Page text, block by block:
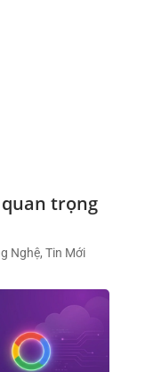
trọng
Nghệ, Tin Mới